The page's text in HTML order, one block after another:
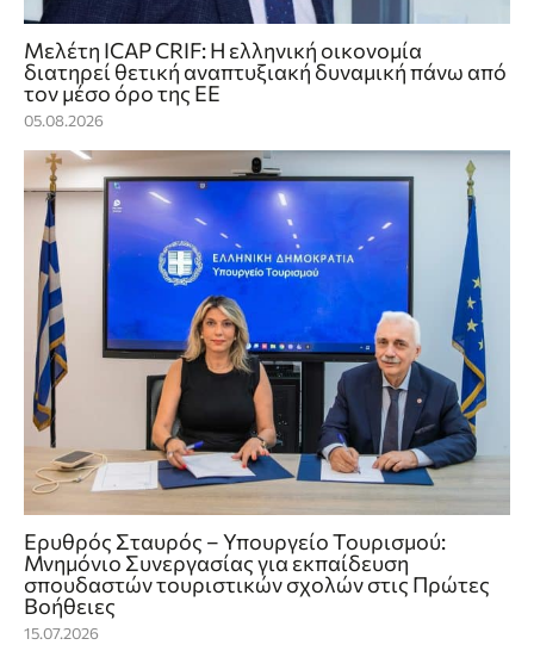
Μελέτη ICAP CRIF: Η ελληνική οικονομία
διατηρεί θετική αναπτυξιακή δυναμική πάνω από
τον μέσο όρο της ΕΕ
05.08.2026
Ερυθρός Σταυρός – Υπουργείο Τουρισμού:
Μνημόνιο Συνεργασίας για εκπαίδευση
σπουδαστών τουριστικών σχολών στις Πρώτες
Βοήθειες
15.07.2026